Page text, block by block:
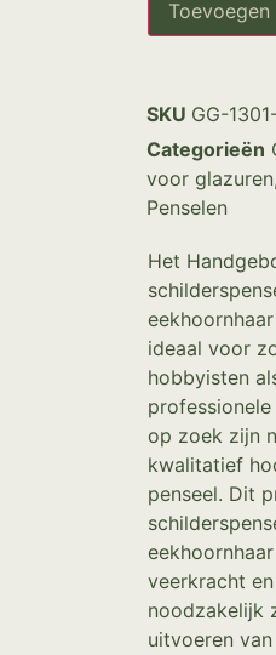
SKU GG-
Categorieën
voor glazuren,
Penselen
Het
ideaal voor
hobbyisten
op zoek zijn
kwalitatief
penseel. Dit
veerkracht
noodzakelijk
uitvoeren